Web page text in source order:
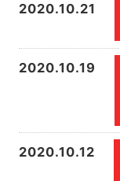
2020.10.21
2020.10.19
2020.10.12